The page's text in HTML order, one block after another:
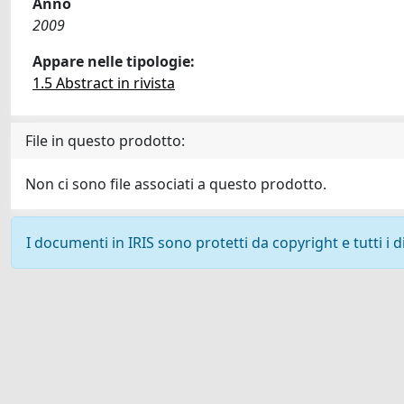
2009
Appare nelle tipologie:
1.5 Abstract in rivista
File in questo prodotto:
Non ci sono file associati a questo prodotto.
I documenti in IRIS sono protetti da copyright e tutti i